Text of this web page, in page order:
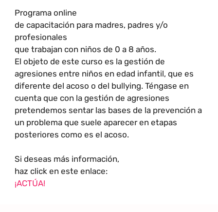
Programa online
de capacitación para madres, padres y/o
profesionales
que trabajan con niños de 0 a 8 años.
El objeto de este curso es la gestión de
agresiones entre niños en edad infantil, que es
diferente del acoso o del bullying. Téngase en
cuenta que con la gestión de agresiones
pretendemos sentar las bases de la prevención a
un problema que suele aparecer en etapas
posteriores como es el acoso.
Si deseas más información,
haz click en este enlace:
¡ACTÚA!